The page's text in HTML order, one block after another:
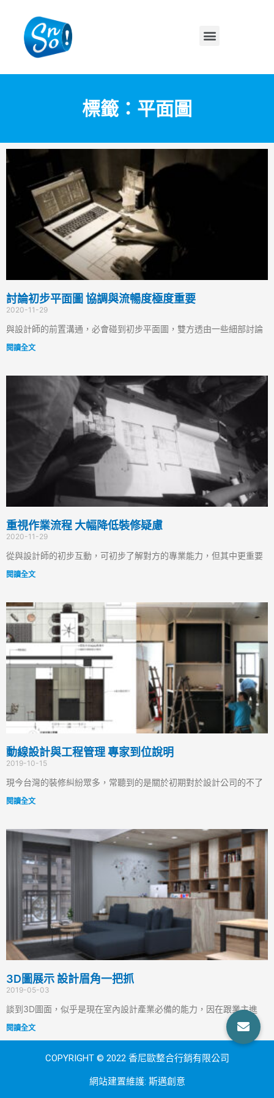
標籤：平面圖
討論初步平面圖 協調與流暢度極度重要
2020-11-29
與設計師的前置溝通，必會碰到初步平面圖，雙方透由一些細部討論
閱讀全文
重視作業流程 大幅降低裝修疑慮
2020-11-29
從與設計師的初步互動，可初步了解對方的專業能力，但其中更重要
閱讀全文
動線設計與工程管理 專家到位說明
2019-10-15
現今台灣的裝修糾紛眾多，常聽到的是關於初期對於設計公司的不了
閱讀全文
3D圖展示 設計眉角一把抓
2019-05-03
談到3D圖面，似乎是現在室內設計產業必備的能力，因在跟業主進
閱讀全文
COPYRIGHT © 2022 香尼歐整合行銷有限公司
網站建置維護: 斯邁創意